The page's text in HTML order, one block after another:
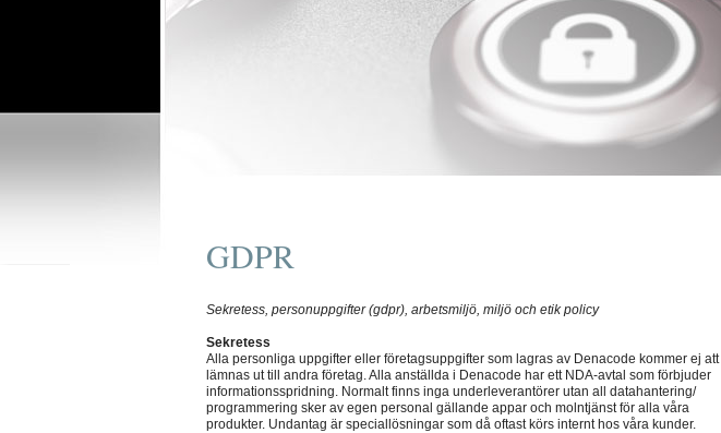
GDPR
Sekretess, personuppgifter (gdpr), arbetsmiljö, miljö och etik policy
Sekretess
Alla personliga uppgifter eller företagsuppgifter som lagras av Denacode kommer ej att
lämnas ut till andra företag. Alla anställda i Denacode har ett NDA-avtal som förbjuder
informationsspridning. Normalt finns inga underleverantörer utan all datahantering/
programmering sker av egen personal gällande appar och molntjänst för alla våra
produkter. Undantag är speciallösningar som då oftast körs internt hos våra kunder.